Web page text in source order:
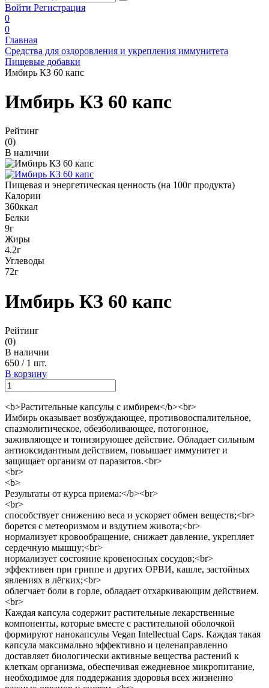
Войти Регистрация
0
0
Главная
Средства для оздоровления и укрепления иммунитета
Пищевые добавки
Имбирь КЗ 60 капс
Имбирь КЗ 60 капс
Рейтинг
(0)
В наличии
Пищевая и энергетическая ценность (на 100г продукта)
Калории
360ккал
Белки
9г
Жиры
4.2г
Углеводы
72г
Имбирь КЗ 60 капс
Рейтинг
(0)
В наличии
650 / 1 шт.
В корзину
<b>Растительные капсулы с имбирем</b><br>
Имбирь оказывает возбуждающее, противовоспалительное,
спазмолитическое, обезболивающее, потогонное,
заживляющее и тонизирующее действие. Обладает сильным
антиоксидантным действием, повышает иммунитет и
защищает организм от паразитов.<br>
<br>
<b>
Результаты от курса приема:</b><br>
<br>
способствует снижению веса и ускоряет обмен веществ;<br>
борется с метеоризмом и вздутием живота;<br>
нормализует кровообращение, снижает давление, укрепляет
сердечную мышцу;<br>
нормализует состояние кровеносных сосудов;<br>
эффективен при гриппе и других ОРВИ, кашле, застойных
явлениях в лёгких;<br>
облегчает боли в горле, обладает отхаркивающим действием.
<br>
Каждая капсула содержит растительные лекарственные
компоненты, которые вместе с растительной оболочкой
формируют нанокапсулы Vegan Intellectual Caps. Каждая такая
капсула максимально эффективно и целенаправленно
доставляет биологически активные вещества растений к
клеткам организма, обеспечивая ежедневное микропитание,
необходимое для поддержания здоровья всех жизненно